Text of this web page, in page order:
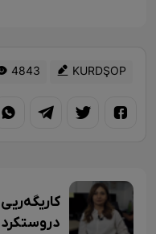
KURDŞOP 4843 بینین